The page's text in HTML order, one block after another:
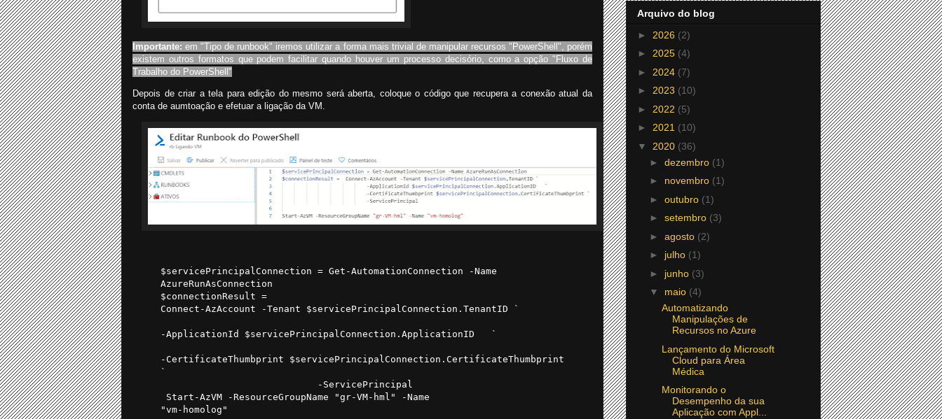
Importante: em "Tipo de runbook" iremos utilizar a forma mais trivial de manipular recursos "PowerShell", porém
existem outros formatos que podem facilitar quando houver um processo decisório, como a opção "Fluxo de
Trabalho do PowerShell"
Depois de criar a tela para edição do mesmo será aberta, coloque o código que recupera a conexão atual da
conta de aumtoação e efetuar a ligação da VM.
$servicePrincipalConnection = Get-AutomationConnection -Name
AzureRunAsConnection
$connectionResult =
Connect-AzAccount -Tenant $servicePrincipalConnection.TenantID `
-ApplicationId $servicePrincipalConnection.ApplicationID `
-CertificateThumbprint $servicePrincipalConnection.CertificateThumbprint
`
-ServicePrincipal
Start-AzVM -ResourceGroupName "gr-VM-hml" -Name
"vm-homolog"
Arquivo do blog
► 2026 (2)
► 2025 (4)
► 2024 (7)
► 2023 (10)
► 2022 (5)
► 2021 (10)
▼ 2020 (36)
► dezembro (1)
► novembro (1)
► outubro (1)
► setembro (3)
► agosto (2)
► julho (1)
► junho (3)
▼ maio (4)
Automatizando
Manipulações de
Recursos no Azure
Lançamento do Microsoft
Cloud para Área
Médica
Monitorando o
Desempenho da sua
Aplicação com Appl...